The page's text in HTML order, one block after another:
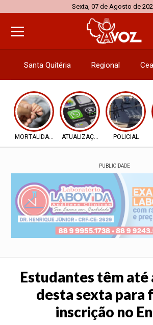
Sexta, 07 de Agosto de
Santa Quitéria Regional
MORTALIDADE INFANTILATUALIZAÇÕES POLICIAL
PUBLICIDADE
Estudantes têm até
desta sexta para
inscrição no